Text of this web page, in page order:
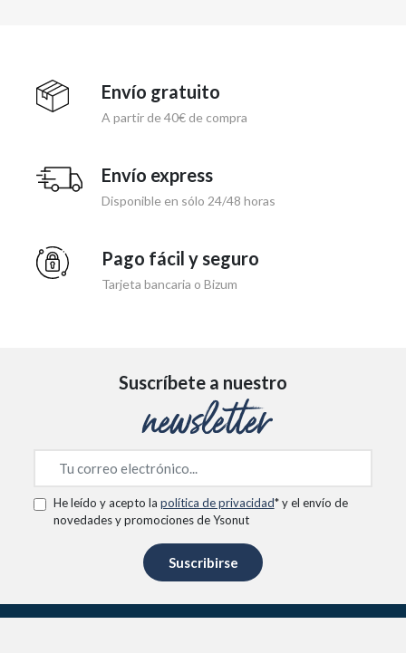
Envío gratuito
A partir de 40€ de compra
Envío express
Disponible en sólo 24/48 horas
Pago fácil y seguro
Tarjeta bancaria o Bizum
Suscríbete a nuestro
newsletter
He leído y acepto la política de privacidad* y el envío de
novedades y promociones de Ysonut
Suscribirse